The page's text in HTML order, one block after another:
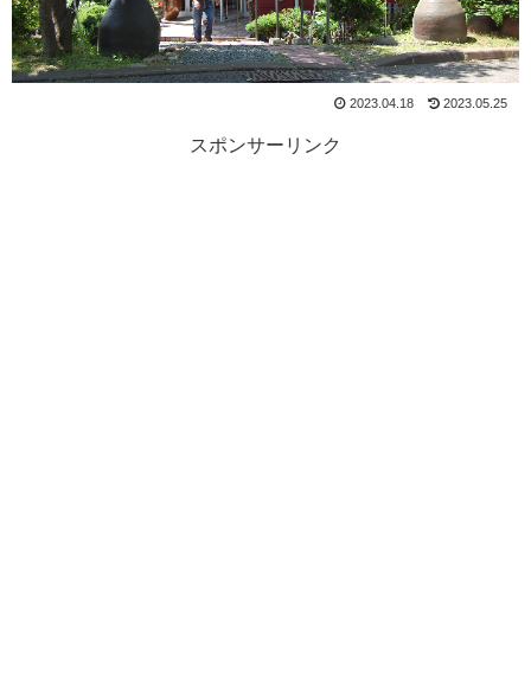
2023.04.18 2023.05.25
スポンサーリンク